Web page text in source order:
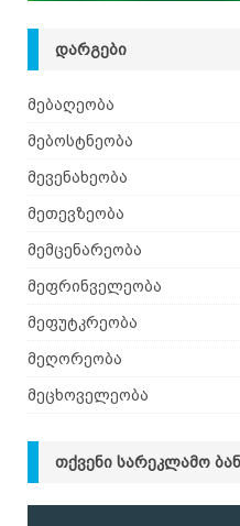
ᲓᲐᲠᲒᲔᲑᲘ
მებაღეობა
მებოსტნეობა
მევენახეობა
მეთევზეობა
მემცენარეობა
მეფრინველეობა
მეფუტკრეობა
მეღორეობა
მეცხოველეობა
ᲗᲥᲕᲔᲜᲘ ᲡᲐᲠᲔᲙᲚᲐᲛᲝ